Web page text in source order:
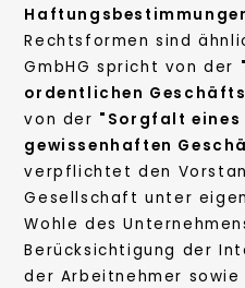
Rechtsformen sind
GmbHG spricht von der
ordentlichen
von der "Sorgfalt
gewissenhaften
verpflichtet den
Gesellschaft unter
Wohle des
Berücksichtigung der
der Arbeitnehmer